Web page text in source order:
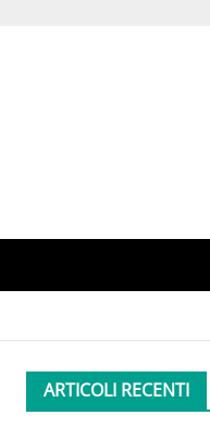
ARTICOLI RECENTI